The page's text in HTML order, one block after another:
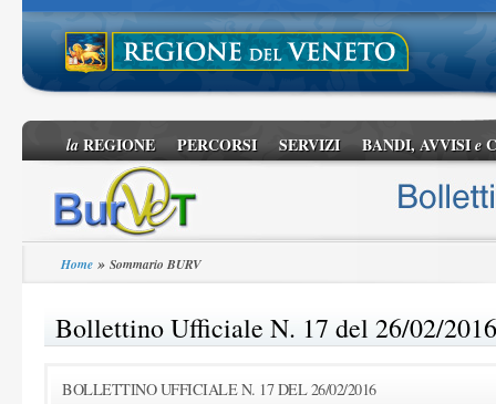
laREGIONE PERCORSI SERVIZI BANDI, AVVISIe
Home » Sommario BURV
Bollettino Ufficiale N. 17 del 26/02/2016
BOLLETTINO UFFICIALE N. 17 DEL 26/02/2016